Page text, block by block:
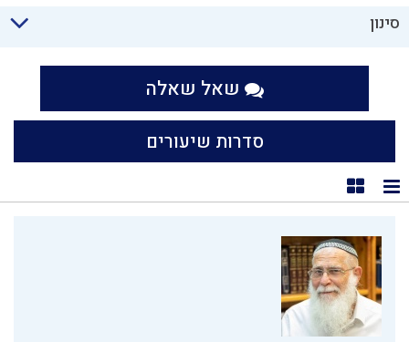
סינון
שאל שאלה
סדרות שיעורים
תצוגת רשימה
תצוגת קוביות